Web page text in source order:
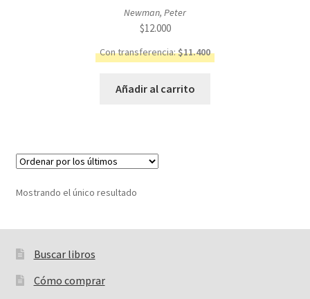
Newman, Peter
$12.000
Con transferencia:$11.400
Añadir al carrito
Mostrando el único resultado
Buscar libros
Buscar:
Cómo comprar